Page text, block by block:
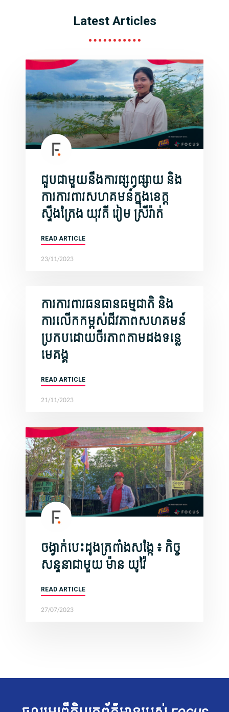
Latest Articles
ជួបជាមួយនឹងការផ្សព្វផ្សាយ និង
ការការពារសហគមន៍ក្នុងខេត្ត
ស្ទឹងត្រែង យុវតី រៀម ស្រីរ៉ាត់
READ ARTICLE
23/11/2023
ការការពារធនធានធម្មជាតិ និង
ការលើកកម្ពស់ជីវភាពសហគមន៍
ប្រកបដោយចីរភាពតាមដងទន្លេ
មេគង្គ
READ ARTICLE
21/11/2023
ចង្វាក់បេះដូងត្រពាំងសង្កែ ៖ កិច្ច
សន្ទនាជាមួយ ​ម៉ាន យូវ៉ៃ
READ ARTICLE
27/07/2023